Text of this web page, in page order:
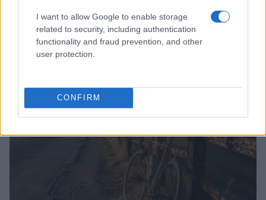
I want to allow Google to enable storage
related to security, including authentication
functionality and fraud prevention, and other
user protection.
CONFIRM
Odissea e Spider-Man: i film che hanno rivoluzionato
l’estate al cinema
Alessandro Tassinari · 5 Ago 2026